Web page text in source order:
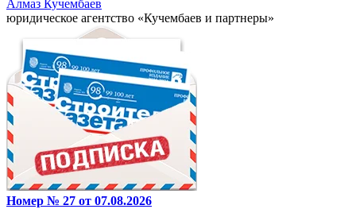
Алмаз Кучембаев
юридическое агентство «Кучембаев и партнеры»
Номер № 27 от 07.08.2026